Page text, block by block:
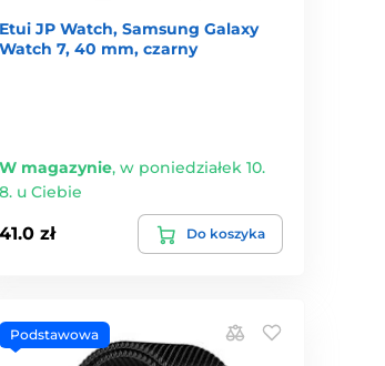
Etui JP Watch, Samsung Galaxy
Watch 7, 40 mm, czarny
W magazynie,w poniedziałek 10.
8. u Ciebie
41.0 zł Do koszyka
Podstawowa